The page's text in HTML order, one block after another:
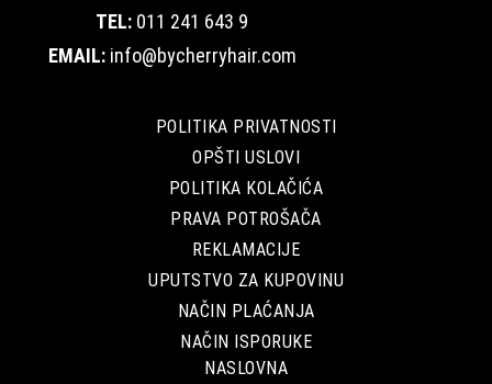
TEL: 011 241 643 9
EMAIL:info@bycherryhair.com
POLITIKA PRIVATNOSTI
OPŠTI USLOVI
POLITIKA KOLAČIĆA
PRAVA POTROŠAČA
REKLAMACIJE
UPUTSTVO ZA KUPOVINU
NAČIN PLAĆANJA
NAČIN ISPORUKE
NASLOVNA